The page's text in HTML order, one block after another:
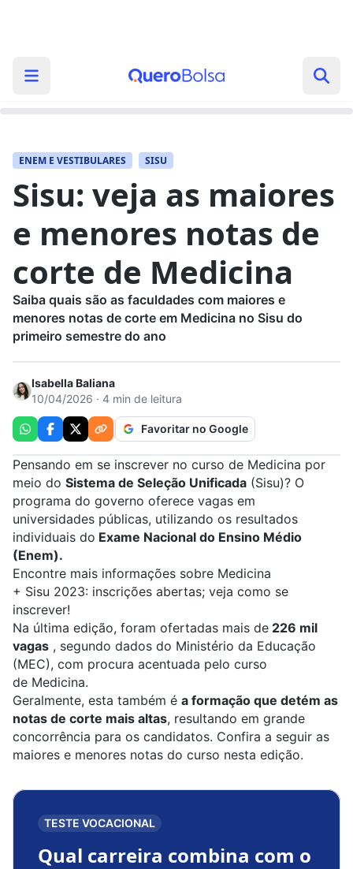
ENEM E VESTIBULARES SISU
Sisu: veja as maiores
e menores notas de
corte de Medicina
Saiba quais são as faculdades com maiores e
menores notas de corte em Medicina no Sisu do
primeiro semestre do ano
Isabella Baliana
10/04/2026 · 4 min de leitura
Favoritar no Google
Pensando em se inscrever no curso de Medicina por
meio do Sistema de Seleção Unificada (Sisu)? O
programa do governo oferece vagas em
universidades públicas, utilizando os resultados
individuais do Exame Nacional do Ensino Médio
(Enem).
Encontre mais informações sobre Medicina
+ Sisu 2023: inscrições abertas; veja como se
inscrever!
Na última edição, foram ofertadas mais de 226 mil
vagas , segundo dados do Ministério da Educação
(MEC), com procura acentuada pelo curso
de Medicina.
Geralmente, esta também é a formação que detém as
notas de corte mais altas, resultando em grande
concorrência para os candidatos. Confira a seguir as
maiores e menores notas do curso nesta edição.
TESTE VOCACIONAL
Qual carreira combina com o